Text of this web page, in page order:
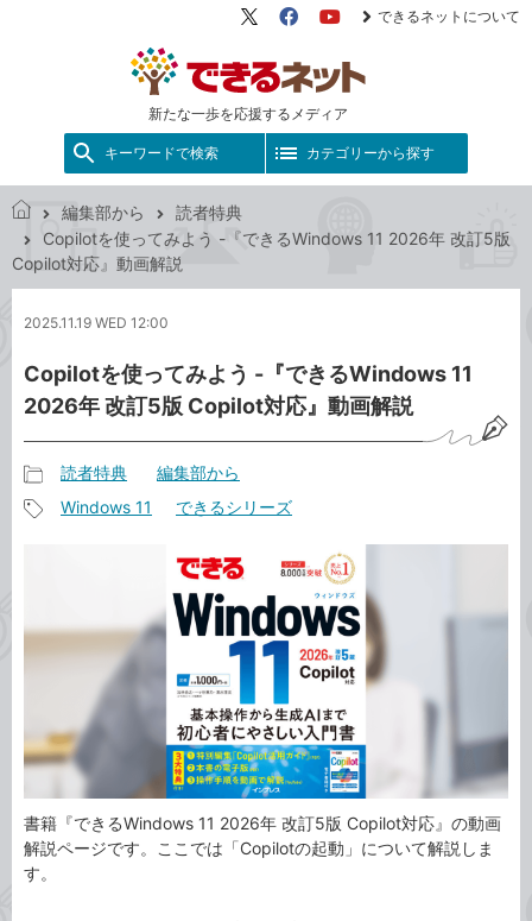
新たな一歩を応援するメディア
X（旧
FacebookYouTube
できるネットについて
キーワードで検索 カテゴリーから探す
で
き
ッ
編集部から
読者特典
Copilotを使ってみよう -『できるWindows 11 2026年 改訂5版
Copilot対応』動画解説
2025.11.19 WED 12:00
Copilotを使ってみよう -『できるWindows 11
2026年 改訂5版 Copilot対応』動画解説
事
リ
読者特典 編集部から
Windows 11 できるシリーズ
書籍『できるWindows 11 2026年 改訂5版 Copilot対応』の動画
解説ページです。ここでは「Copilotの起動」について解説しま
す。